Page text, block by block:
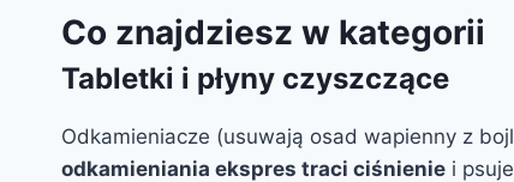
Co znajdziesz w kategorii
Tabletki i płyny czyszczące
Odkamieniacze (usuwają osad wapienny z
odkamieniania ekspres traci ciśnienie i